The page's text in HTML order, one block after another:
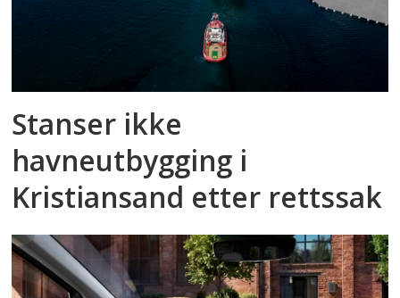
Stanser ikke
havneutbygging i
Kristiansand etter rettssak